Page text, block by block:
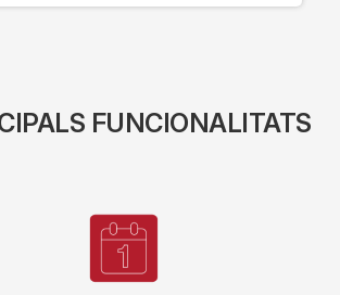
FUNCIONALITATS